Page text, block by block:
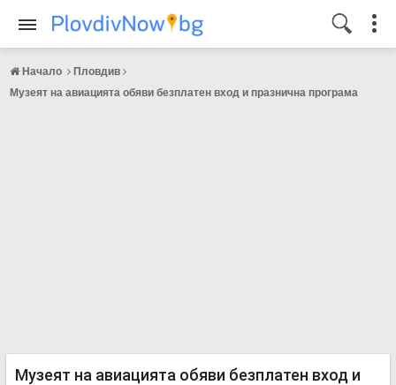
Начало
Пловдив
Музеят на авиацията обяви безплатен вход и празнична програма
Музеят на авиацията обяви безплатен вход и